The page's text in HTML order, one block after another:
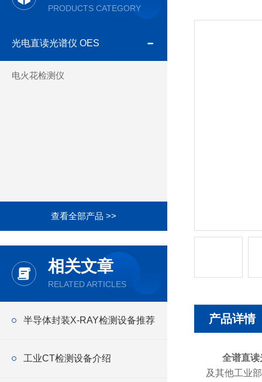
PRODUCTS CATEGORY
光电直读光谱仪 OES
电火花检测仪
查看全部产品 >>
相关文章
RELATED ARTICLES
半导体封装X-RAY检测设备推荐
工业CT检测设备介绍
产品详情
全谱直
及其他工业